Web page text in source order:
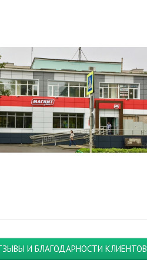
И БЛАГОДАРНОСТИ КЛИЕНТОВ